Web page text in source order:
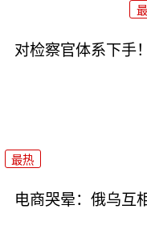
对检察官体系下手
最热
电商哭晕：俄乌互